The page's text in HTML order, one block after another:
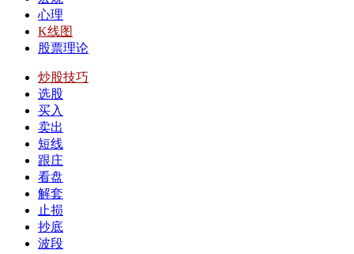
心理
K线图
股票理论
炒股技巧
选股
买入
卖出
短线
跟庄
看盘
解套
止损
抄底
波段